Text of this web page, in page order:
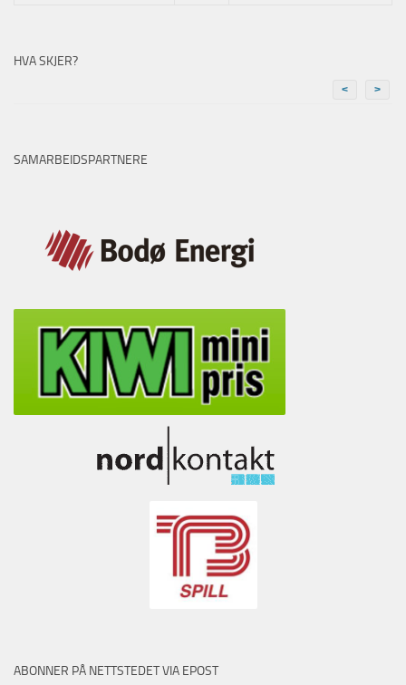
HVA SKJER?
< >
SAMARBEIDSPARTNERE
ABONNER PÅ NETTSTEDET VIA EPOST